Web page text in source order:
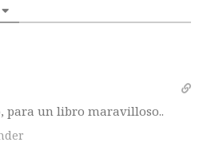
para un libro maravilloso..